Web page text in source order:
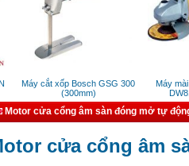
Máy cắt xốp Bosch GSG 300
(300mm)
Máy mài
Motor cửa cổng âm sàn đóng mở tự
cửa cổng âm